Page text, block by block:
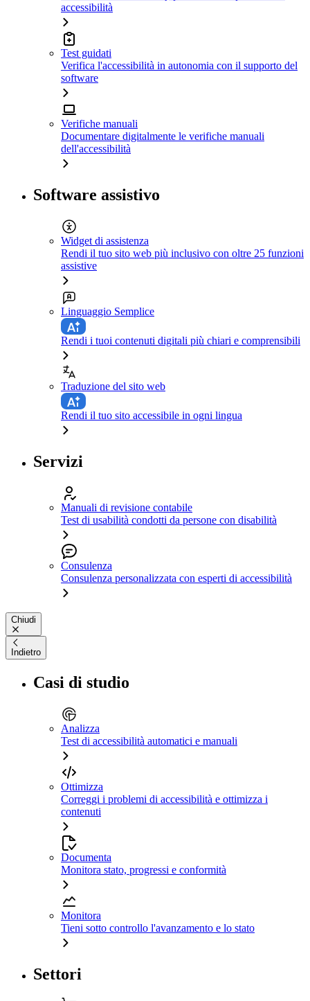
accessibilità
Test guidati
Verifica l'accessibilità in autonomia con il supporto del
software
Verifiche manuali
Documentare digitalmente le verifiche manuali
dell'accessibilità
Software assistivo
Widget di assistenza
Rendi il tuo sito web più inclusivo con oltre 25 funzioni
assistive
Linguaggio Semplice
Rendi i tuoi contenuti digitali più chiari e comprensibili
Traduzione del sito web
Rendi il tuo sito accessibile in ogni lingua
Servizi
Manuali di revisione contabile
Test di usabilità condotti da persone con disabilità
Consulenza
Consulenza personalizzata con esperti di accessibilità
Chiudi
Indietro
Casi di studio
Analizza
Test di accessibilità automatici e manuali
Ottimizza
Correggi i problemi di accessibilità e ottimizza i
contenuti
Documenta
Monitora stato, progressi e conformità
Monitora
Tieni sotto controllo l'avanzamento e lo stato
Settori